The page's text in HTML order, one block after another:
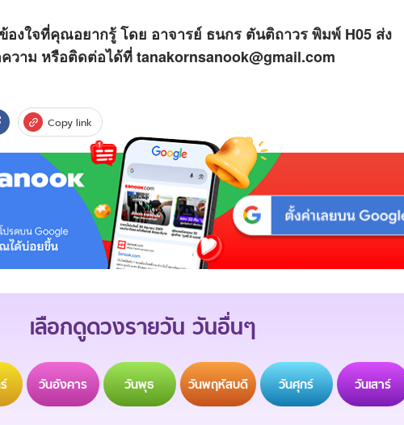
องใจที่คุณอยากรู้ โดย อาจารย์ ธนกร ตันติถาวร พิมพ์ H05 ส่ง
วาม หรือติดต่อได้ที่ tanakornsanook@gmail.com
Copy link
เลือกดูดวงรายวัน วันอื่นๆ
วันอังคาร วันพุธ วันพฤหัสบดี วันศุกร์ วันเสาร์